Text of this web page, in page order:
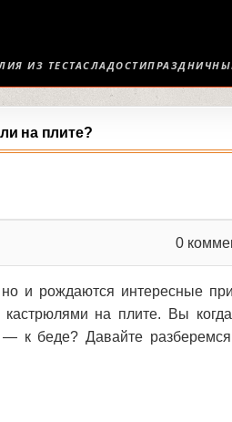
ИЗ ТЕСТАСЛАДОСТИ
на плите?
0
и рождаются интересные
на плите. Вы
к беде? Давайте